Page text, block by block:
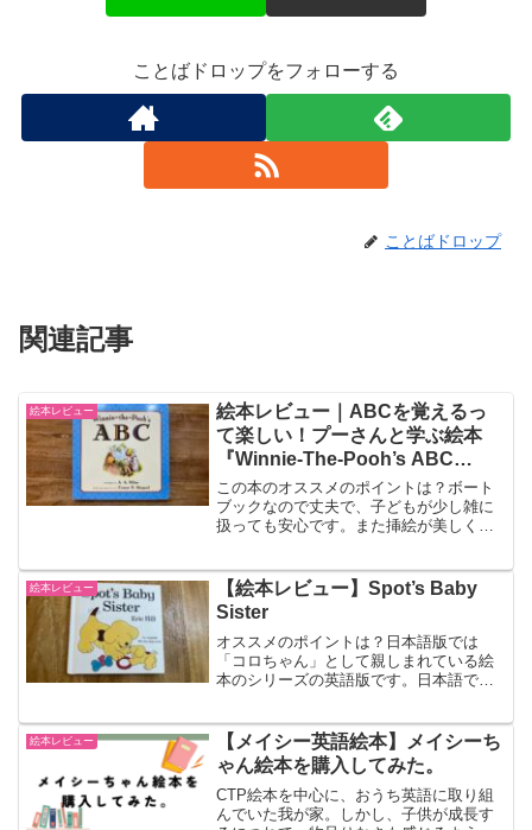
ことばドロップをフォローする
ことばドロップ
関連記事
絵本レビュー
絵本レビュー｜ABCを覚えるっ
て楽しい！プーさんと学ぶ絵本
『Winnie-The-Pooh’s ABC
Book』
この本のオススメのポイントは？ボート
ブックなので丈夫で、子どもが少し雑に
扱っても安心です。また挿絵が美しく、
ちも紹介されているので、プーさんの世
界観を楽しめます。何歳く...
絵本レビュー
【絵本レビュー】Spot’s Baby
Sister
オススメのポイントは？日本語版では
「コロちゃん」として親しまれている絵
本のシリーズの英語版です。日本語で
妹ができるお話です。ページをめくるの
が楽しくなる、仕掛け付...
絵本レビュー
【メイシー英語絵本】メイシーち
ゃん絵本を購入してみた。
CTP絵本を中心に、おうち英語に取り組
んでいた我が家。しかし、子供が成長す